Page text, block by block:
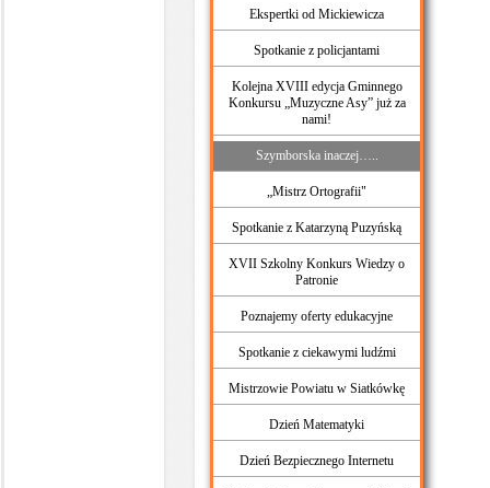
Ekspertki od Mickiewicza
Spotkanie z policjantami
Kolejna XVIII edycja Gminnego
Konkursu „Muzyczne Asy” już za
nami!
Szymborska inaczej…..
„Mistrz Ortografii"
Spotkanie z Katarzyną Puzyńską
XVII Szkolny Konkurs Wiedzy o
Patronie
Poznajemy oferty edukacyjne
Spotkanie z ciekawymi ludźmi
Mistrzowie Powiatu w Siatkówkę
Dzień Matematyki
Dzień Bezpiecznego Internetu